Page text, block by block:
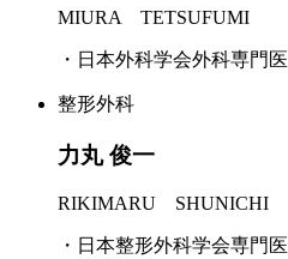
MIURA TETSUFUMI
・日本外科学会外科専門医
整形外科
力丸 俊一
RIKIMARU SHUNICHI
・日本整形外科学会専門医